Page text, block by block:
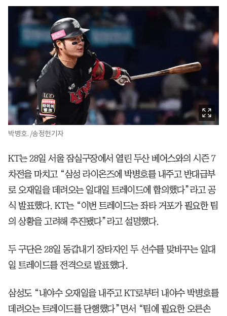
박병호. /송정헌기자
KT는 28일 서울 잠실구장에서 열린 두산 베어스와의 시즌 7
차전을 마치고 “삼성 라이온즈에 박병호를 내주고 반대급부
로 오재일을 데려오는 일대일 트레이드에 합의했다”라고 공
식 발표했다. KT는 “이번 트레이드는 좌타 거포가 필요한 팀
의 상황을 고려해 추진됐다”라고 설명했다.
두 구단은 28일 동갑내기 장타자인 두 선수를 맞바꾸는 일대
일 트레이드를 전격으로 발표했다.
삼성도 “내야수 오재일을 내주고 KT로부터 내야수 박병호를
데려오는 트레이드를 단행했다”면서 “팀에 필요한 오른손